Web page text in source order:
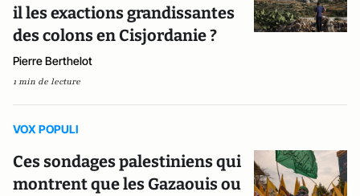
il les exactions grandissantes
des colons en Cisjordanie ?
Pierre Berthelot
1 min de lecture
VOX POPULI
Ces sondages palestiniens qui
montrent que les Gazaouis ou